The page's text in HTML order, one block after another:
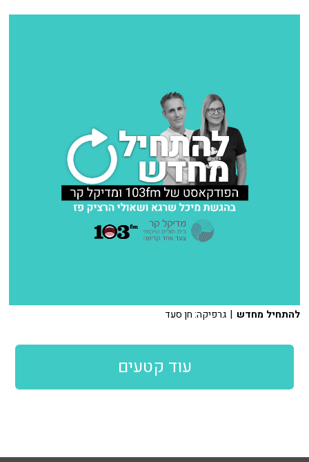
להתחיל מחדש | גרפיקה: חן סעד
עוד קטעים